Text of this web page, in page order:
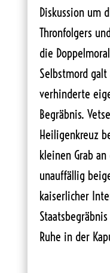
Diskussion um
Thronfolgers
die
Selbstmord
verhinderte
Begräbnis.
Heiligenkreuz
kleinen Grab
unauffällig
kaiserlicher
Ruhe in der